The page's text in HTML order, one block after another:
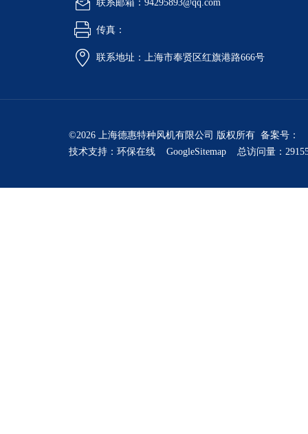
联系邮箱：94295893@qq.com
传真：
联系地址：上海市奉贤区红旗港路666号
©2026 上海德惠特种风机有限公司 版权所有 备案号：
技术支持： 环保在线 GoogleSitemap 总访问量：